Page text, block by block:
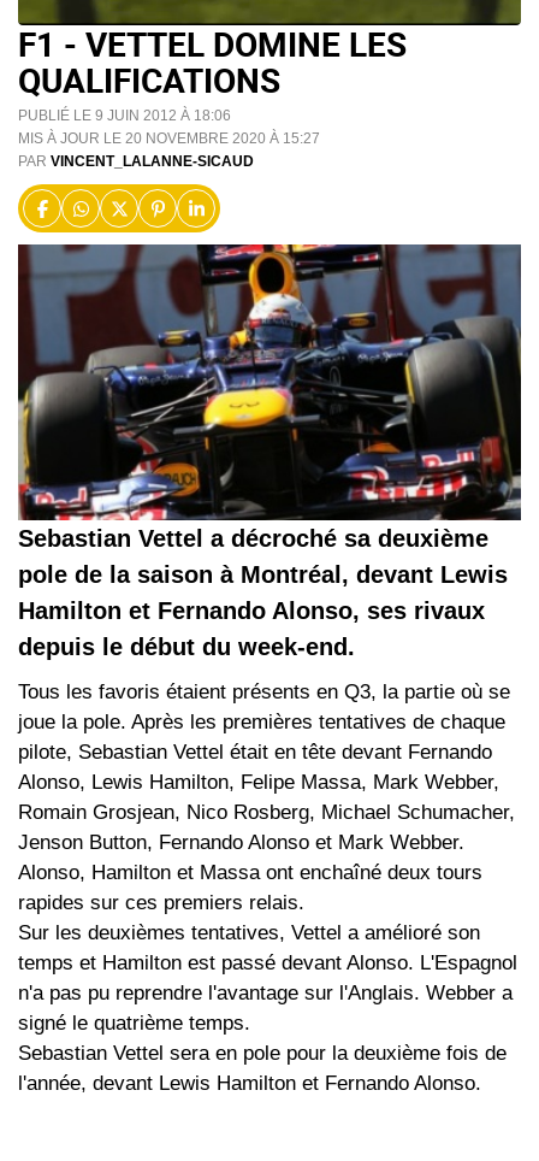
F1 - VETTEL DOMINE LES
QUALIFICATIONS
PUBLIÉ LE 9 JUIN 2012 À 18:06
MIS À JOUR LE 20 NOVEMBRE 2020 À 15:27
PAR VINCENT_LALANNE-SICAUD
Sebastian Vettel a décroché sa deuxième
pole de la saison à Montréal, devant Lewis
Hamilton et Fernando Alonso, ses rivaux
depuis le début du week-end.
Tous les favoris étaient présents en Q3, la partie où se
joue la pole. Après les premières tentatives de chaque
pilote, Sebastian Vettel était en tête devant Fernando
Alonso, Lewis Hamilton, Felipe Massa, Mark Webber,
Romain Grosjean, Nico Rosberg, Michael Schumacher,
Jenson Button, Fernando Alonso et Mark Webber.
Alonso, Hamilton et Massa ont enchaîné deux tours
rapides sur ces premiers relais.
Sur les deuxièmes tentatives, Vettel a amélioré son
temps et Hamilton est passé devant Alonso. L'Espagnol
n'a pas pu reprendre l'avantage sur l'Anglais. Webber a
signé le quatrième temps.
Sebastian Vettel sera en pole pour la deuxième fois de
l'année, devant Lewis Hamilton et Fernando Alonso.